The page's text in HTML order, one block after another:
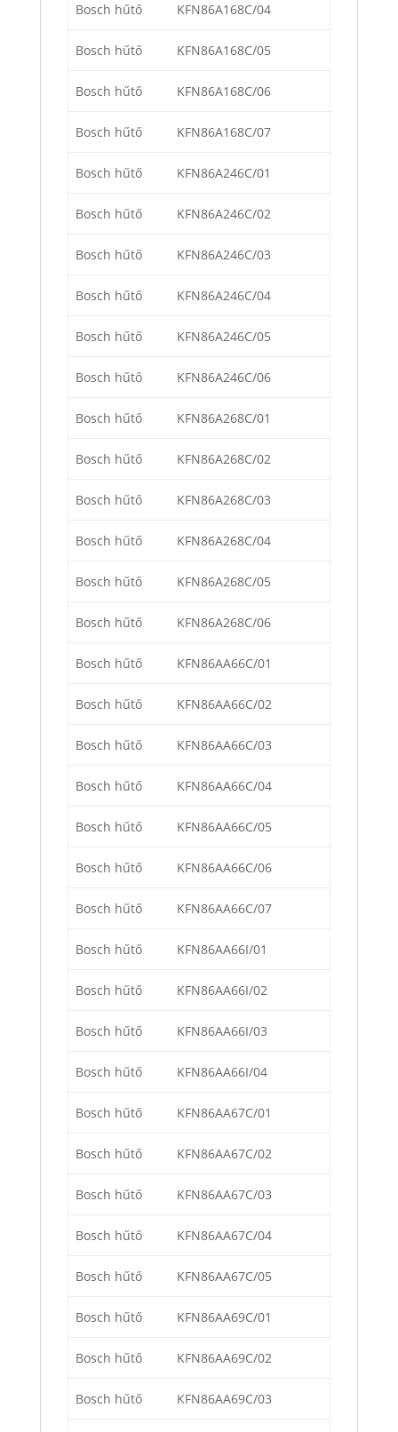
Bosch hűtő KFN86A168C/04
Bosch hűtő KFN86A168C/05
Bosch hűtő KFN86A168C/06
Bosch hűtő KFN86A168C/07
Bosch hűtő KFN86A246C/01
Bosch hűtő KFN86A246C/02
Bosch hűtő KFN86A246C/03
Bosch hűtő KFN86A246C/04
Bosch hűtő KFN86A246C/05
Bosch hűtő KFN86A246C/06
Bosch hűtő KFN86A268C/01
Bosch hűtő KFN86A268C/02
Bosch hűtő KFN86A268C/03
Bosch hűtő KFN86A268C/04
Bosch hűtő KFN86A268C/05
Bosch hűtő KFN86A268C/06
Bosch hűtő KFN86AA66C/01
Bosch hűtő KFN86AA66C/02
Bosch hűtő KFN86AA66C/03
Bosch hűtő KFN86AA66C/04
Bosch hűtő KFN86AA66C/05
Bosch hűtő KFN86AA66C/06
Bosch hűtő KFN86AA66C/07
Bosch hűtő KFN86AA66I/01
Bosch hűtő KFN86AA66I/02
Bosch hűtő KFN86AA66I/03
Bosch hűtő KFN86AA66I/04
Bosch hűtő KFN86AA67C/01
Bosch hűtő KFN86AA67C/02
Bosch hűtő KFN86AA67C/03
Bosch hűtő KFN86AA67C/04
Bosch hűtő KFN86AA67C/05
Bosch hűtő KFN86AA69C/01
Bosch hűtő KFN86AA69C/02
Bosch hűtő KFN86AA69C/03